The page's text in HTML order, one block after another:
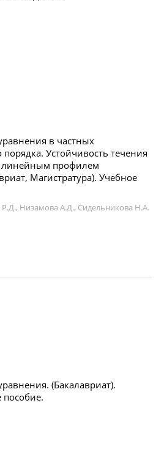
в частных
Устойчивость течения
линейным профилем
Магистратура). Учебное
Низамова А.Д., Сидельникова Н.А.
(Бакалавриат).
пособие.